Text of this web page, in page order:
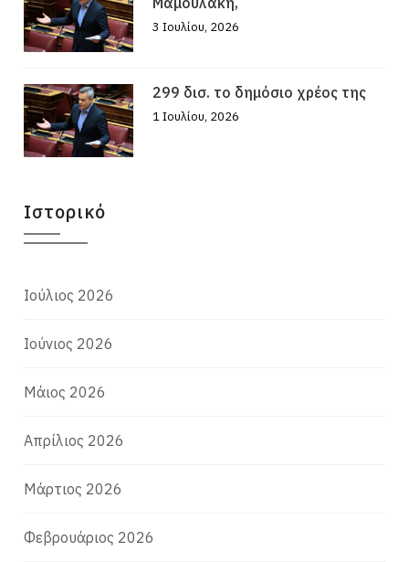
3 Ιουλίου, 2026
299 δισ. το δημόσιο χρέος της
1 Ιουλίου, 2026
Ιστορικό
Ιούλιος 2026
Ιούνιος 2026
Μάιος 2026
Απρίλιος 2026
Μάρτιος 2026
Φεβρουάριος 2026